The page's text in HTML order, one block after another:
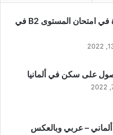
أهم الأسئلة المتكررة في امتحان المستوى B2 في
على سكن في ألمانيا
– عربي وبالعكس